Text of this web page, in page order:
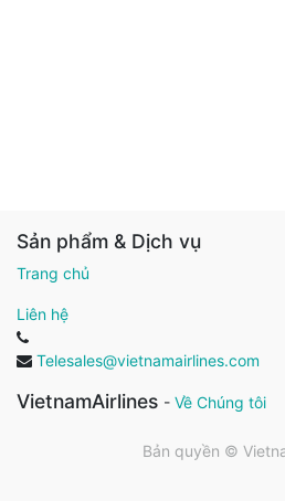
Sản phẩm & Dịch vụ
Trang chủ
Liên hệ
Telesales@vietnamairlines.com
VietnamAirlines - Về Chúng tôi
Bản quyền ©